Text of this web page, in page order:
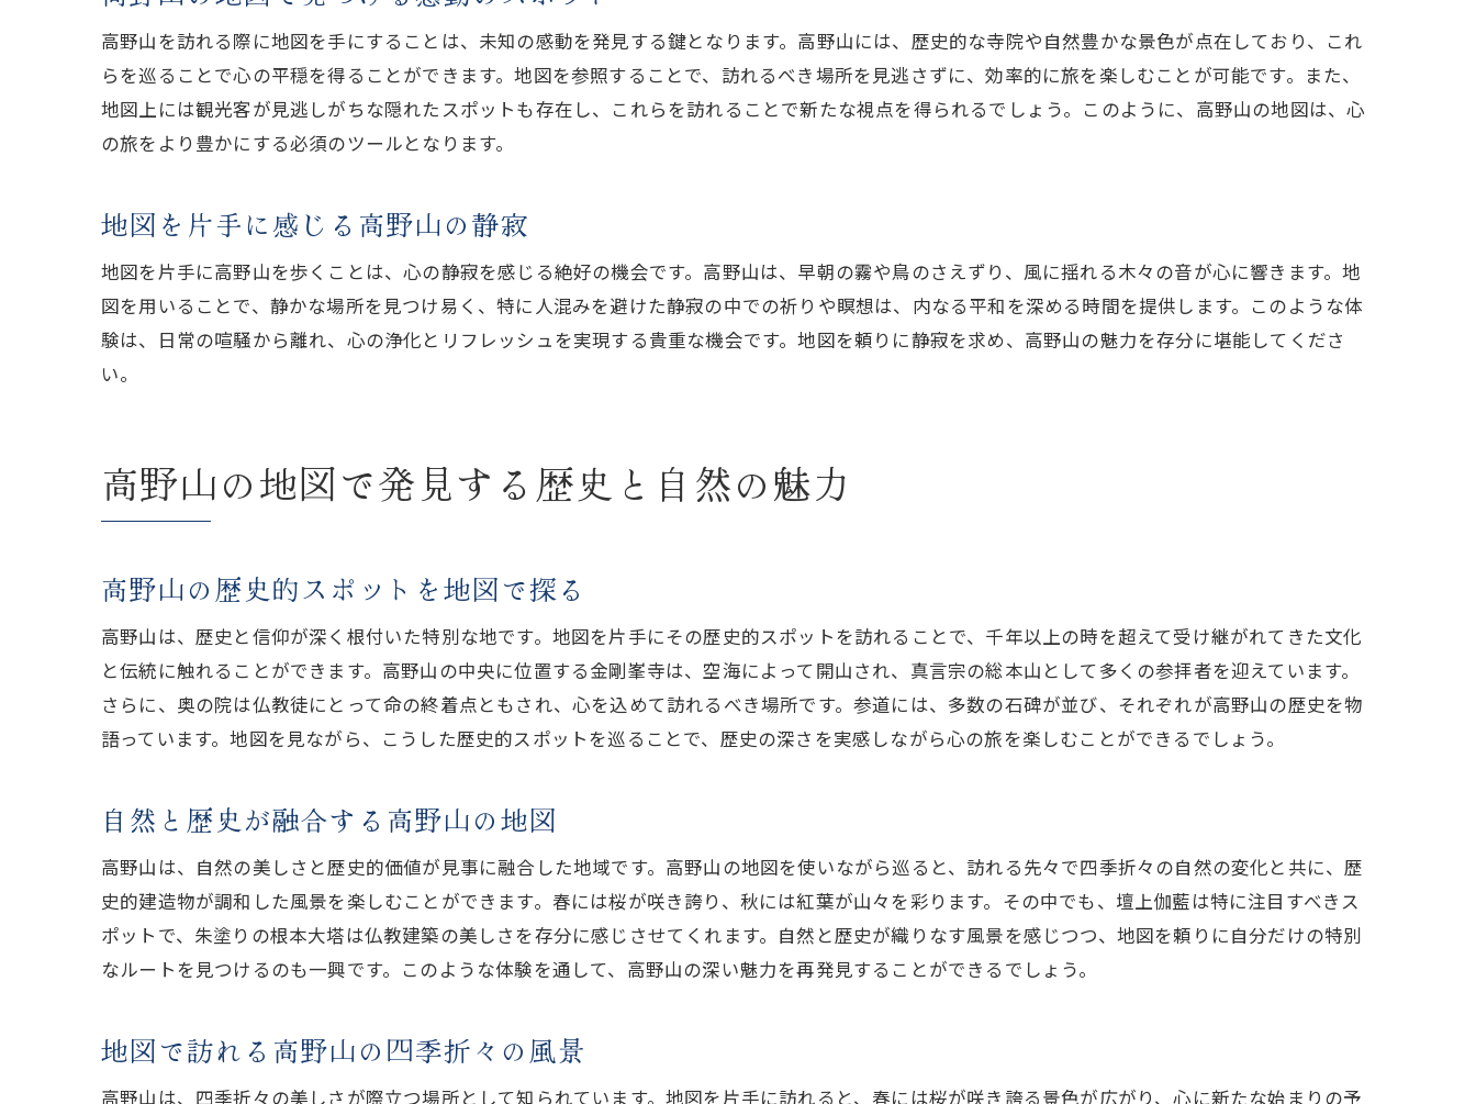
地図で高野山の自然美を堪能する
高野山の地図から知る自然の魅力
歴史と自然が調和する高野山を地図で探訪
地図を起点に高野山の深い教えを感じる旅
高野山の地図で知る教えの深さ
地図が導く高野山での精神的成長
地図と共に高野山の精神を感じる
高野山の地図で心の平穏を得る
地図を通して感じる高野山の癒し
高野山で心を癒す地図のおすすめルート
高野山を訪れる際に地図を手にすることは、未知の感動を発見する鍵となります。高野山には、歴史的な寺院や自然豊かな景色が点在しており、これ
らを巡ることで心の平穏を得ることができます。地図を参照することで、訪れるべき場所を見逃さずに、効率的に旅を楽しむことが可能です。また、
地図上には観光客が見逃しがちな隠れたスポットも存在し、これらを訪れることで新たな視点を得られるでしょう。このように、高野山の地図は、心
の旅をより豊かにする必須のツールとなります。
地図を片手に感じる高野山の静寂
地図を片手に高野山を歩くことは、心の静寂を感じる絶好の機会です。高野山は、早朝の霧や鳥のさえずり、風に揺れる木々の音が心に響きます。地
図を用いることで、静かな場所を見つけ易く、特に人混みを避けた静寂の中での祈りや瞑想は、内なる平和を深める時間を提供します。このような体
験は、日常の喧騒から離れ、心の浄化とリフレッシュを実現する貴重な機会です。地図を頼りに静寂を求め、高野山の魅力を存分に堪能してくださ
い。
高野山の地図で発見する歴史と自然の魅力
高野山の歴史的スポットを地図で探る
高野山は、歴史と信仰が深く根付いた特別な地です。地図を片手にその歴史的スポットを訪れることで、千年以上の時を超えて受け継がれてきた文化
と伝統に触れることができます。高野山の中央に位置する金剛峯寺は、空海によって開山され、真言宗の総本山として多くの参拝者を迎えています。
さらに、奥の院は仏教徒にとって命の終着点ともされ、心を込めて訪れるべき場所です。参道には、多数の石碑が並び、それぞれが高野山の歴史を物
語っています。地図を見ながら、こうした歴史的スポットを巡ることで、歴史の深さを実感しながら心の旅を楽しむことができるでしょう。
自然と歴史が融合する高野山の地図
高野山は、自然の美しさと歴史的価値が見事に融合した地域です。高野山の地図を使いながら巡ると、訪れる先々で四季折々の自然の変化と共に、歴
史的建造物が調和した風景を楽しむことができます。春には桜が咲き誇り、秋には紅葉が山々を彩ります。その中でも、壇上伽藍は特に注目すべきス
ポットで、朱塗りの根本大塔は仏教建築の美しさを存分に感じさせてくれます。自然と歴史が織りなす風景を感じつつ、地図を頼りに自分だけの特別
なルートを見つけるのも一興です。このような体験を通して、高野山の深い魅力を再発見することができるでしょう。
地図で訪れる高野山の四季折々の風景
高野山は、四季折々の美しさが際立つ場所として知られています。地図を片手に訪れると、春には桜が咲き誇る景色が広がり、心に新たな始まりの予